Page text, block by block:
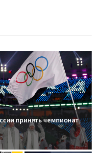
принять чемпионат